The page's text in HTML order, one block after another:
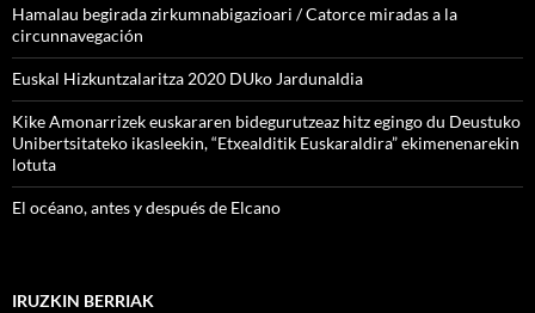
Hamalau begirada zirkumnabigazioari / Catorce miradas a la
circunnavegación
Euskal Hizkuntzalaritza 2020 DUko Jardunaldia
Kike Amonarrizek euskararen bidegurutzeaz hitz egingo du Deustuko
Unibertsitateko ikasleekin, “Etxealditik Euskaraldira” ekimenenarekin
lotuta
El océano, antes y después de Elcano
IRUZKIN BERRIAK